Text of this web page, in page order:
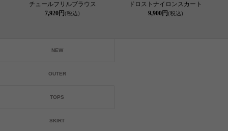
チュールフリルブラウス
7,920円(税込)
ドロストナイロンスカート
9,900円(税込)
NEW
OUTER
TOPS
SKIRT